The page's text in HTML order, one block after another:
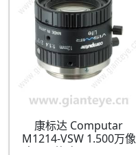
康标达 Computar
M1214-VSW 1.500万像
素 2/3英寸 12mm F1.4